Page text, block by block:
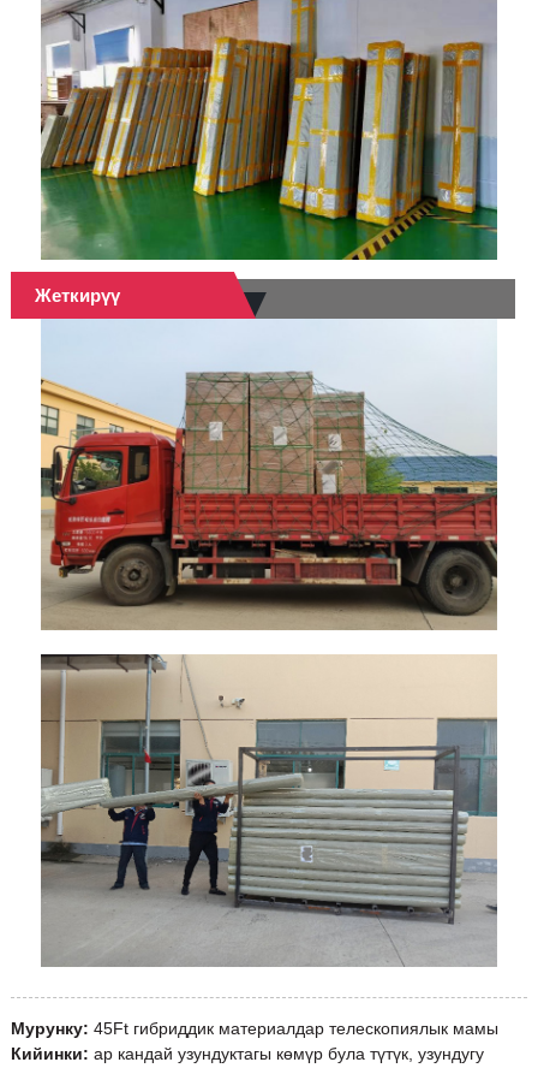
Жеткирүү
Мурунку: 45Ft гибриддик материалдар телескопиялык мамы
Кийинки: ар кандай узундуктагы көмүр була түтүк, узундугу